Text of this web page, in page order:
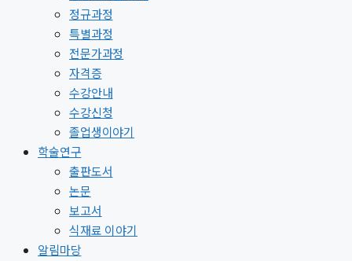
정규과정
특별과정
전문가과정
자격증
수강안내
수강신청
졸업생이야기
학술연구
출판도서
논문
보고서
식재료 이야기
알림마당